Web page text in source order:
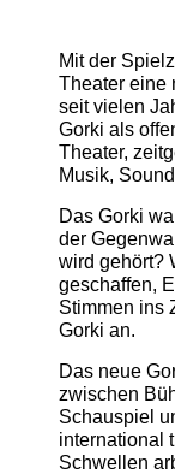
Mit der
Theater eine
seit vielen
Gorki als
Theater,
Musik,
Das Gorki
der
wird gehört?
geschaffen,
Stimmen ins
Gorki an.
Das neue
zwischen
Schauspiel
international
Schwellen